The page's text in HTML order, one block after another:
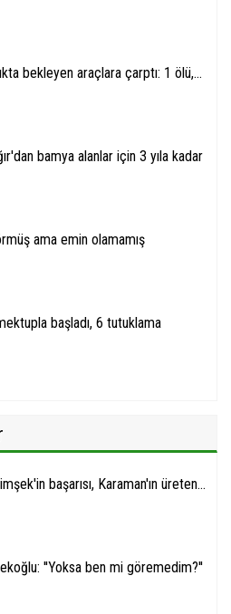
bekleyen araçlara çarptı: 1 ölü,...
bamya alanlar için 3 yıla kadar
ama emin olamamış
başladı, 6 tutuklama
başarısı, Karaman'ın üreten...
''Yoksa ben mi göremedim?''